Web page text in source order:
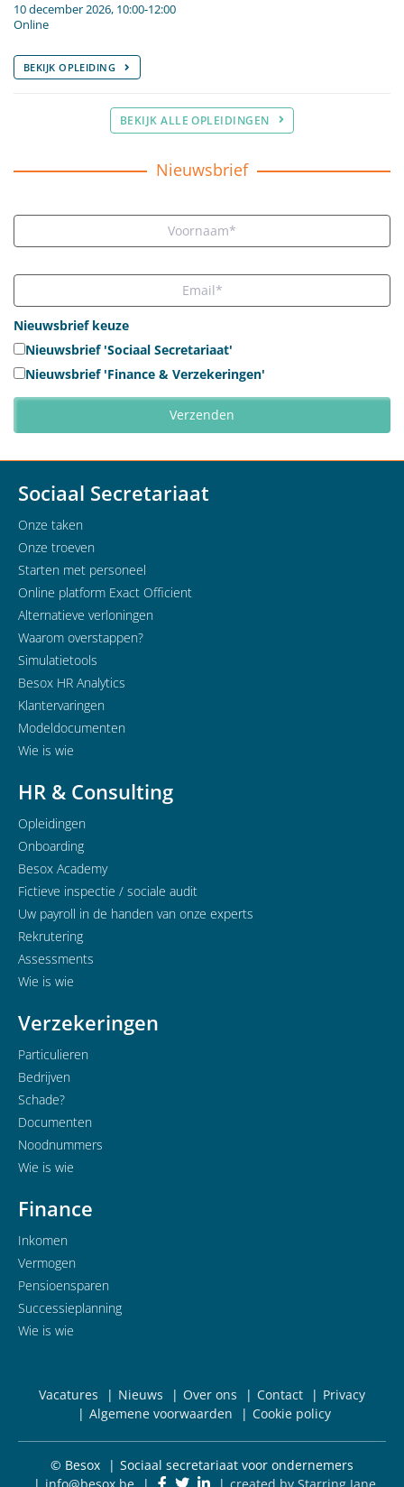
10 december 2026, 10:00-12:00
Online
BEKIJK OPLEIDING
BEKIJK ALLE OPLEIDINGEN
Nieuwsbrief
Nieuwsbrief keuze
Nieuwsbrief 'Sociaal Secretariaat'
Nieuwsbrief 'Finance & Verzekeringen'
Sociaal Secretariaat
Onze taken
Onze troeven
Starten met personeel
Online platform Exact Officient
Alternatieve verloningen
Waarom overstappen?
Simulatietools
Besox HR Analytics
Klantervaringen
Modeldocumenten
Wie is wie
HR & Consulting
Opleidingen
Onboarding
Besox Academy
Fictieve inspectie / sociale audit
Uw payroll in de handen van onze experts
Rekrutering
Assessments
Wie is wie
Verzekeringen
Particulieren
Bedrijven
Schade?
Documenten
Noodnummers
Wie is wie
Finance
Inkomen
Vermogen
Pensioensparen
Successieplanning
Wie is wie
Vacatures Nieuws Over ons Contact
Privacy
Algemene voorwaarden
Cookie policy
© Besox
Sociaal secretariaat voor ondernemers
info@besox.be
created by Starring Jane